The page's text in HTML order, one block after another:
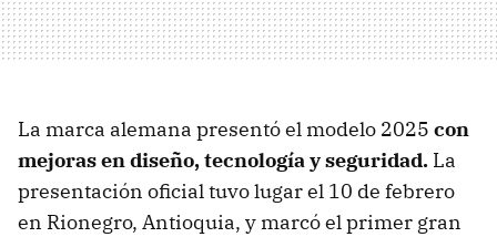
La marca alemana presentó el modelo 2025 con
mejoras en diseño, tecnología y seguridad. La
presentación oficial tuvo lugar el 10 de febrero
en Rionegro, Antioquia, y marcó el primer gran